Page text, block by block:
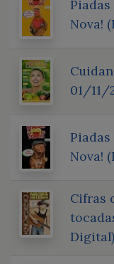
Piadas
Nova!
01/11/
Piadas
Nova!
Cifras
Digital)